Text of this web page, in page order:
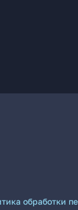
обработки